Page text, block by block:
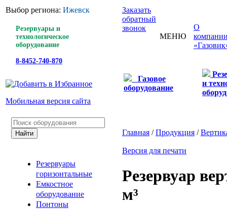
Выбор региона: Ижевск
Резервуары и
технологическое
оборудование
8-8452-740-870
Мобильная версия сайта
Заказать
обратный
звонок
МЕНЮ
О
Газовое
оборудование
и
Резервуары
горизонтальные
Емкостное
оборудование
Понтоны
Главная /Продукция /
Версия для печати
Резервуар
м³